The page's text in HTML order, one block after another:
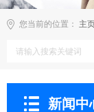
您当前的位置： 主
新闻中